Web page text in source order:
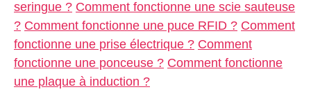
seringue ? Comment fonctionne une scie sauteuse
? Comment fonctionne une puce RFID ? Comment
fonctionne une prise électrique ? Comment
fonctionne une ponceuse ? Comment fonctionne
une plaque à induction ?